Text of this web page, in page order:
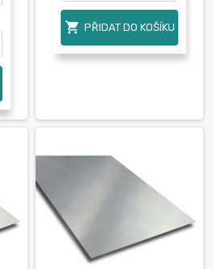
 PŘIDAT DO KOŠÍKU